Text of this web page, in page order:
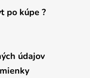
po kúpe ?
údajov